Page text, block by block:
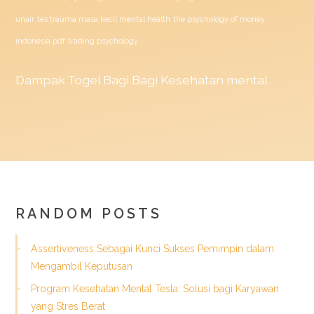
unair tes trauma masa kecil mental health the psychology of money
indonesia pdf trading psychology
Dampak Togel Bagi Bagi Kesehatan mental
RANDOM POSTS
Assertiveness Sebagai Kunci Sukses Pemimpin dalam
Mengambil Keputusan
Program Kesehatan Mental Tesla: Solusi bagi Karyawan
yang Stres Berat